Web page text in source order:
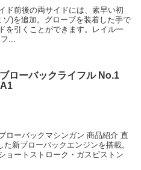
ド前後の両サイドには、素早い初
)を追加。グローブを装着した手で
を引くことができます。レイル一
...
ローバックライフル No.1
ローバックマシンガン 商品紹介 直
新ブローバックエンジンを搭載。
ョートストローク・ガスピストン